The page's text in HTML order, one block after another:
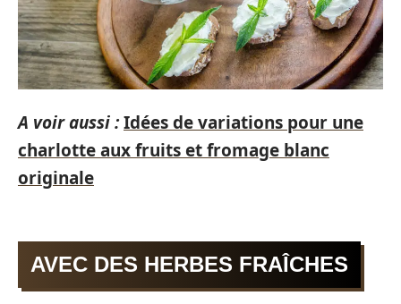
A voir aussi :Idées de variations pour une
charlotte aux fruits et fromage blanc
originale
AVEC DES HERBES FRAÎCHES